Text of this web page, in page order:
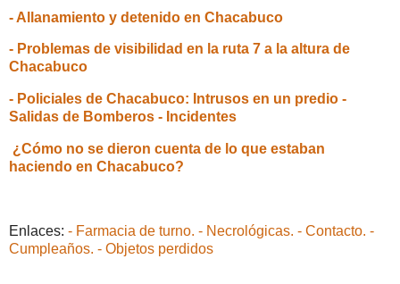
- Allanamiento y detenido en Chacabuco
- Problemas de visibilidad en la ruta 7 a la altura de
Chacabuco
- Policiales de Chacabuco: Intrusos en un predio -
Salidas de Bomberos - Incidentes
¿Cómo no se dieron cuenta de lo que estaban
haciendo en Chacabuco?
Enlaces: - Farmacia de turno. - Necrológicas. - Contacto. -
Cumpleaños. - Objetos perdidos